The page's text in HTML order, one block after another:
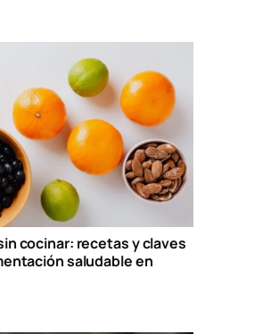
cocinar: recetas y claves
saludable en